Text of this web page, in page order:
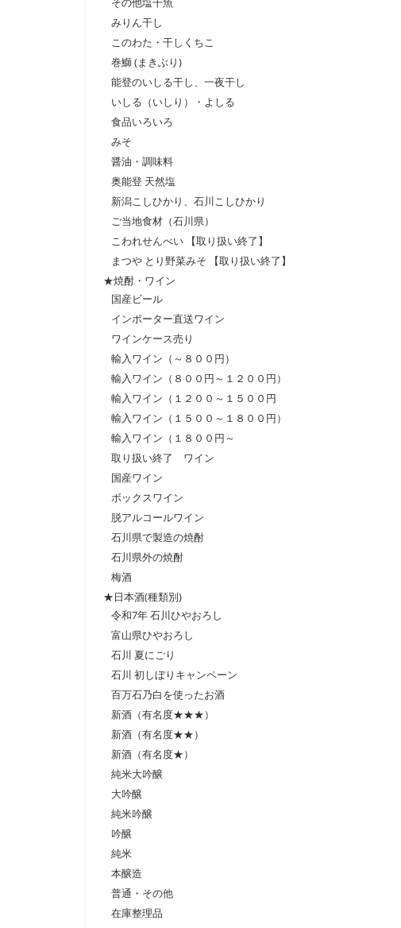
みりん干し
このわた・干しくちこ
巻鰤 (まきぶり)
能登のいしる干し、一夜干し
いしる（いしり）・よしる
食品いろいろ
みそ
醤油・調味料
奥能登 天然塩
新潟こしひかり、石川こしひかり
ご当地食材（石川県）
こわれせんべい 【取り扱い終了】
まつや とり野菜みそ 【取り扱い終了】
★焼酎・ワイン
国産ビール
インポーター直送ワイン
ワインケース売り
輸入ワイン（～８００円）
輸入ワイン（８００円～１２００円）
輸入ワイン（１２００～１５００円
輸入ワイン（１５００～１８００円）
輸入ワイン（１８００円～
取り扱い終了 ワイン
国産ワイン
ボックスワイン
脱アルコールワイン
石川県で製造の焼酎
石川県外の焼酎
梅酒
★日本酒(種類別)
令和7年 石川ひやおろし
富山県ひやおろし
石川 夏にごり
石川 初しぼりキャンペーン
百万石乃白を使ったお酒
新酒（有名度★★★）
新酒（有名度★★）
新酒（有名度★）
純米大吟醸
大吟醸
純米吟醸
吟醸
純米
本醸造
普通・その他
在庫整理品